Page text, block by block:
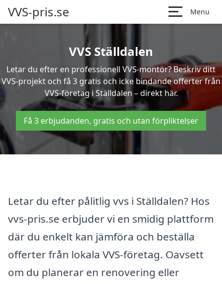
VVS-pris.se Menu
VVS Ställdalen
Letar du efter en professionell VVS-montör? Beskriv ditt
VVS-projekt och få 3 gratis och icke bindande offerter från
VVS-företag i Ställdalen – direkt här.
Få 3 erbjudanden, gratis och utan förpliktelser
Letar du efter pålitlig vvs i Ställdalen? Hos
vvs-pris.se erbjuder vi en smidig plattform
där du enkelt kan jämföra och beställa
offerter från lokala VVS-företag. Oavsett
om du planerar en renovering eller